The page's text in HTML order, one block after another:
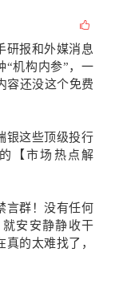
研报和外媒消息
“机构内参”，一
容还没这个免费
银这些顶级投行
【市场热点解
言群 ！没有任何
安安静静收干
的太难找了，